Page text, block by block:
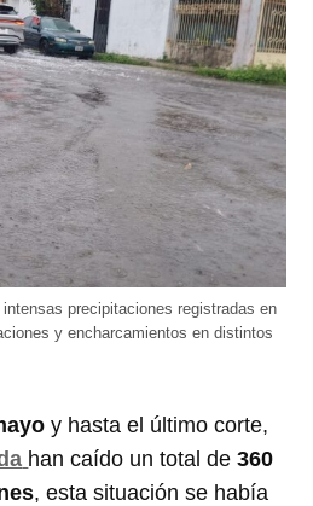
precipitaciones registradas en
y encharcamientos en distintos
y hasta el último corte,
han caído un total de360
, esta situación se había